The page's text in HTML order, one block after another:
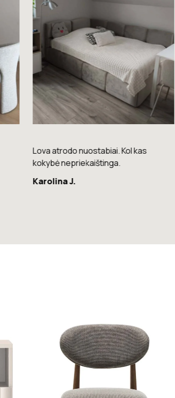
Lova atrodo nuostabiai. Kol kas
kokybė nepriekaištinga.
Karolina J.